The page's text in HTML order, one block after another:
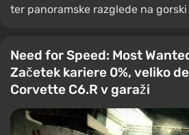
ter panoramske razglede na gorski
Need for Speed: Most
Začetek kariere 0%, veliko
Corvette C6.R v garaži